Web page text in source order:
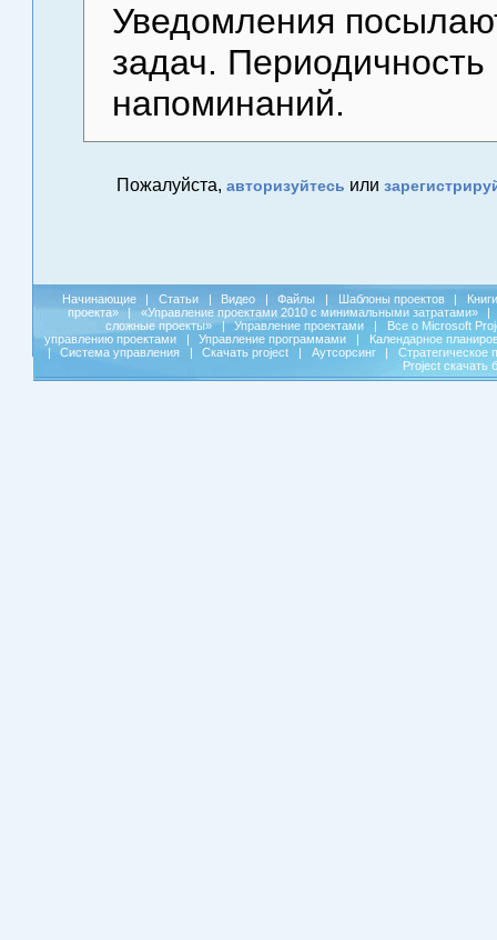
Уведомления
задач. Периодичность
напоминаний.
Пожалуйста, авторизуйтесь или
Начинающие | Статьи | Видео | Файлы | Шаблоны проектов |
Книги
проекта»
| «Управление проектами 2010 с минимальными затратами»
|
сложные проекты»
| Управление проектами |
Все о Microsoft
управлению проектами
| Управление программами |
Календарное
|
Система управления | Скачать project | Аутсорсинг |
Стратегическое
Project скачать